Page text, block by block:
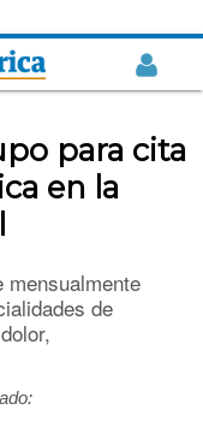
para cita
en la
mensualmente
de